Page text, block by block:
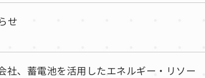
せ
、蓄電池を活用したエネルギー・リソー